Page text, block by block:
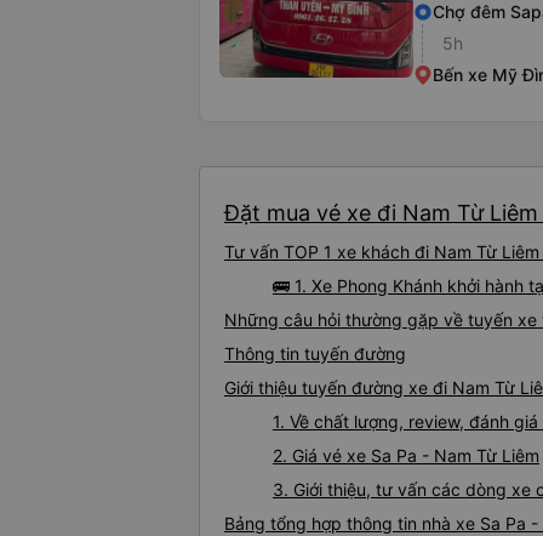
Chợ đêm
5h
Bến xe Mỹ
Đặt mua vé xe đi Nam Từ
Tư vấn TOP 1 xe khách đi Nam Từ
🚌 1. Xe Phong Khánh khởi hành
Những câu hỏi thường gặp về tuyến xe
Thông tin tuyến đường
Giới thiệu tuyến đường xe đi Nam Từ
1. Về chất lượng, review, đánh
2. Giá vé xe Sa Pa - Nam Từ Liêm
3. Giới thiệu, tư vấn các dòng xe
Bảng tổng hợp thông tin nhà xe Sa Pa -